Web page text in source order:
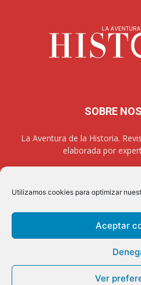
Utilizamos cookies para optimizar
Aceptar
Ver
SOBRE
La Aventura de la Historia.
elaborada por
Política de privacidad